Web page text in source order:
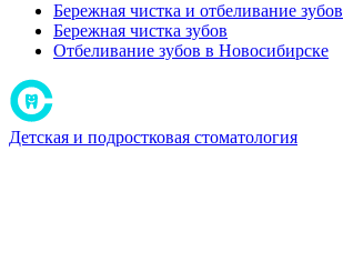
Бережная чистка и отбеливание зубов
Бережная чистка зубов
Отбеливание зубов в Новосибирске
Детская и подростковая стоматология